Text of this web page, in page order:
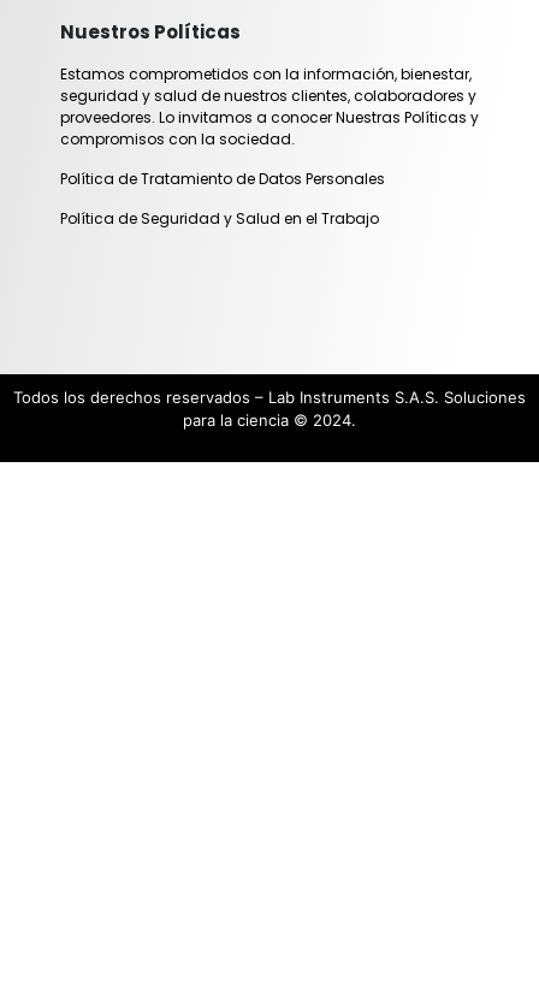
Nuestros Políticas
Estamos comprometidos con la información, bienestar,
seguridad y salud de nuestros clientes, colaboradores y
proveedores. Lo invitamos a conocer Nuestras Políticas y
compromisos con la sociedad.
Política de Tratamiento de Datos Personales
Política de Seguridad y Salud en el Trabajo
Todos los derechos reservados – Lab Instruments S.A.S. Soluciones
para la ciencia © 2024.